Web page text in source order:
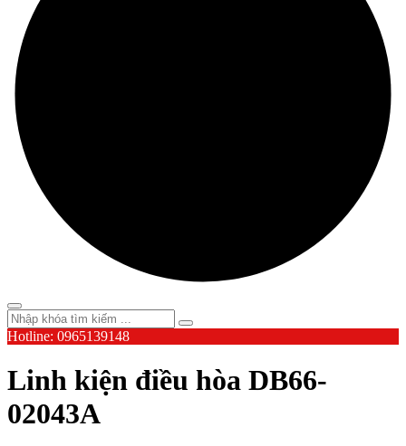
Hotline: 0965139148
Linh kiện điều hòa DB66-
02043A